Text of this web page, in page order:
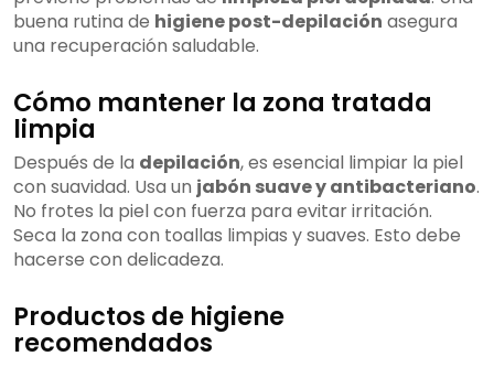
buena rutina de higiene post-depilación asegura
una recuperación saludable.
Cómo mantener la zona tratada
limpia
Después de la depilación, es esencial limpiar la piel
con suavidad. Usa un jabón suave y antibacteriano.
No frotes la piel con fuerza para evitar irritación.
Seca la zona con toallas limpias y suaves. Esto debe
hacerse con delicadeza.
Productos de higiene
recomendados